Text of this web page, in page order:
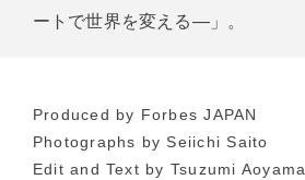
ートで世界を変える―」。
Produced by Forbes JAPAN
Photographs by Seiichi Saito
Edit and Text by Tsuzumi Aoyama